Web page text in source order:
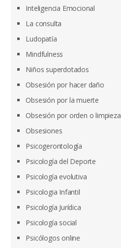
Inteligencia Emocional
La consulta
Ludopatía
Mindfulness
Niños superdotados
Obsesión por hacer daño
Obsesión por la muerte
Obsesión por orden o limpieza
Obsesiones
Psicogerontología
Psicología del Deporte
Psicología evolutiva
Psicologia Infantil
Psicología Jurídica
Psicología social
Psicólogos online